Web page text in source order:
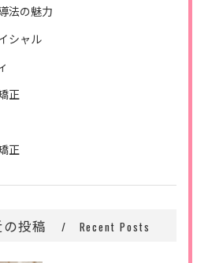
法の魅力
シャル
正
正
投稿 Recent Posts